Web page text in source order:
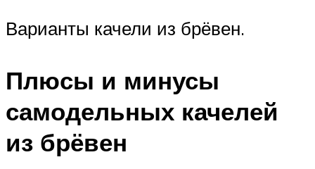
Варианты качели из брёвен.
Плюсы и минусы
самодельных качелей
из брёвен